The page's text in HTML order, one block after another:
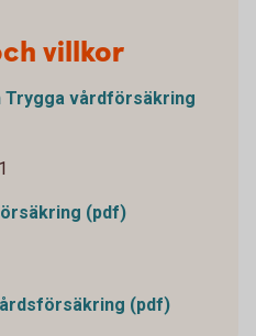
villkor
vårdförsäkring
(pdf)
(pdf)